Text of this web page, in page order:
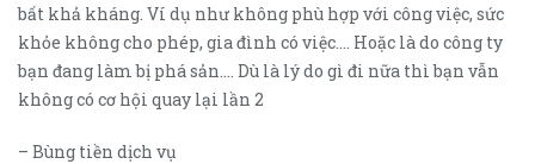
bất khả kháng. Ví dụ như không phù hợp với công việc, sức
khỏe không cho phép, gia đình có việc…. Hoặc là do công ty
bạn đang làm bị phá sản…. Dù là lý do gì đi nữa thì bạn vẫn
không có cơ hội quay lại lần 2
– Bùng tiền dịch vụ